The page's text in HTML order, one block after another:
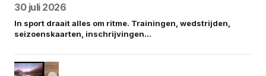
30 juli 2026
In sport draait alles om ritme. Trainingen, wedstrijden,
seizoenskaarten, inschrijvingen…